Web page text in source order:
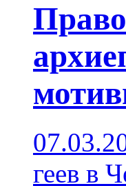
геев в